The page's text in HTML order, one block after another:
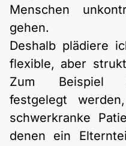
Menschen
gehen.
Deshalb plädiere
flexible, aber
Zum Beispiel
festgelegt
schwerkranke
denen ein